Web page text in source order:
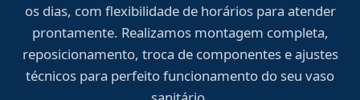
os dias, com flexibilidade de horários para atender
prontamente. Realizamos montagem completa,
reposicionamento, troca de componentes e ajustes
técnicos para perfeito funcionamento do seu vaso